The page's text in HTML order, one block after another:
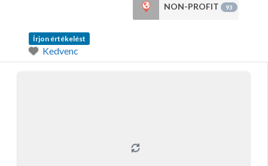
NON-PROFIT 93
Írjon értékelést
Kedvenc